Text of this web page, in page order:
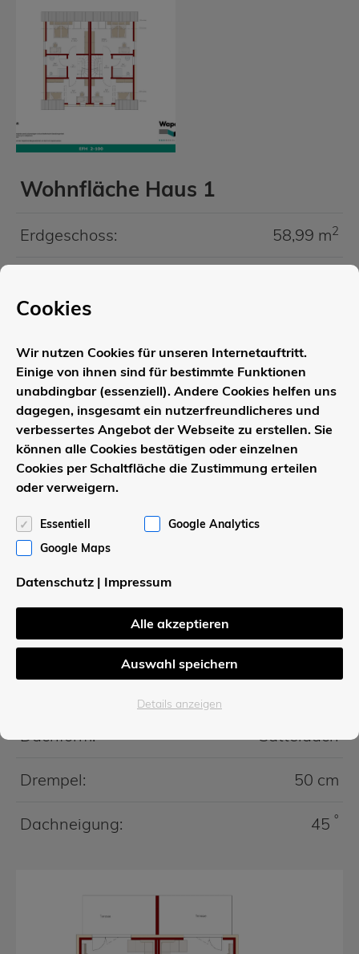
Wohnfläche Haus 1
Erdgeschoss: 58,99 m2
Gesamtfläche 123,70 m
Wohnfläche Haus 2
Erdgeschoss:
Dachgeschoss:
Spitzboden:
Dachform: Satteldach
Drempel: 50 cm
Dachneigung: 45 °
Cookies
Wir nutzen Cookies für unseren Internetauftritt.
Einige von ihnen sind für bestimmte Funktionen
unabdingbar (essenziell). Andere Cookies helfen uns
dagegen, insgesamt ein nutzerfreundlicheres und
verbessertes Angebot der Webseite zu erstellen. Sie
können alle Cookies bestätigen oder einzelnen
Cookies per Schaltfläche die Zustimmung erteilen
oder verweigern.
Essentiell
Google Analytics
Google Maps
Datenschutz | Impressum
Alle akzeptieren
Auswahl speichern
Details anzeigen